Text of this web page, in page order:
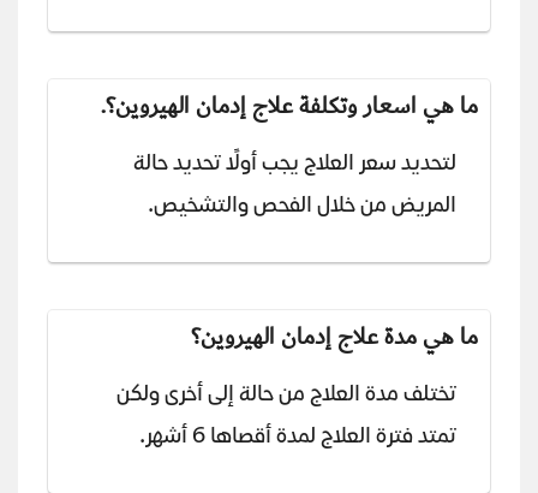
ما هي اسعار وتكلفة علاج إدمان الهيروين؟.
لتحديد سعر العلاج يجب أولًا تحديد حالة
المريض من خلال الفحص والتشخيص.
ما هي مدة علاج إدمان الهيروين؟
تختلف مدة العلاج من حالة إلى أخرى ولكن
تمتد فترة العلاج لمدة أقصاها 6 أشهر.